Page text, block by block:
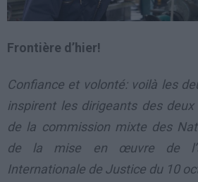
Frontière d’hier!
Confiance et volonté: voilà les
inspirent les dirigeants des
de la commission mixte des
de la mise en œuvre de
Internationale de Justice du 10